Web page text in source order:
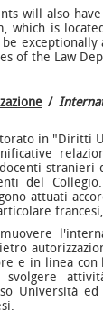
will also
which is
be
of the Law
/
in "Diritti
stranieri
del
attuati
e in linea
svolgere
Università